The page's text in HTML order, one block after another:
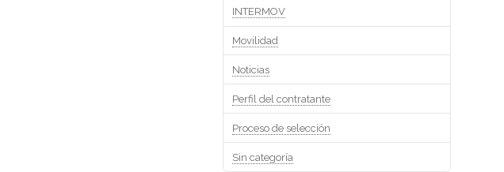
INTERMOV
Movilidad
Noticias
Perfil del contratante
Proceso de selección
Sin categoría